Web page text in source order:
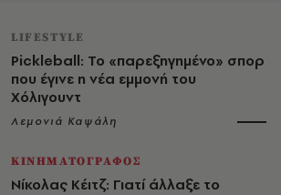
LIFESTYLE
Pickleball: Το «παρεξηγημένο» σπορ
που έγινε η νέα εμμονή του
Χόλιγουντ
Λεμονιά Καψάλη
ΚΙΝΗΜΑΤΟΓΡΑΦΟΣ
Νίκολας Κέιτζ: Γιατί άλλαξε το